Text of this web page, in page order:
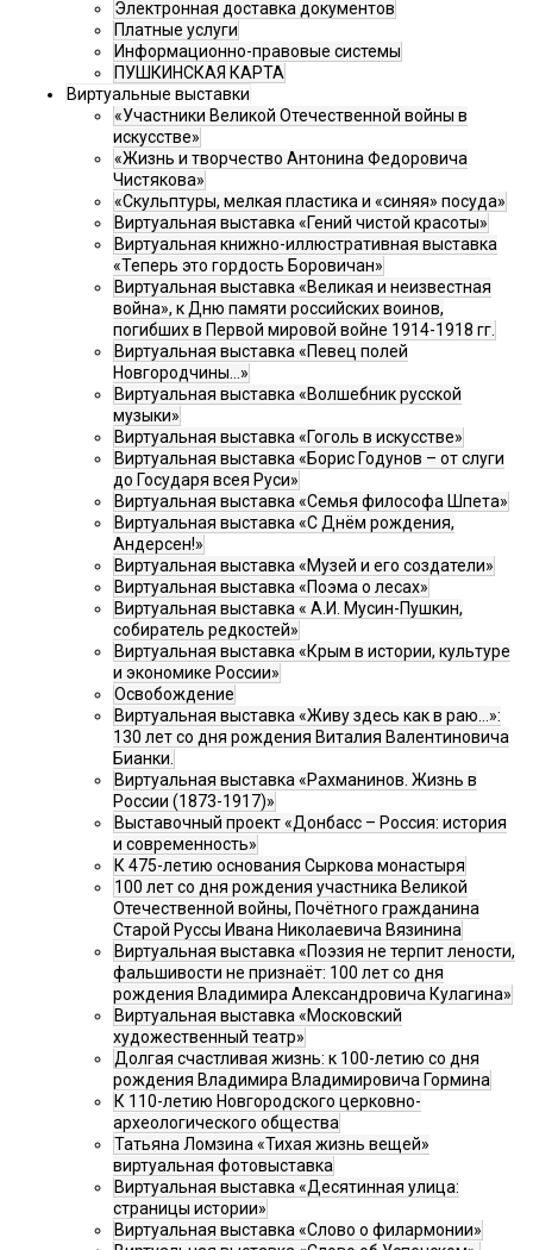
Электронная доставка документов
Платные услуги
Информационно-правовые системы
ПУШКИНСКАЯ КАРТА
Виртуальные выставки
«Участники Великой Отечественной войны в
искусстве»
«Жизнь и творчество Антонина Федоровича
Чистякова»
«Скульптуры, мелкая пластика и «синяя» посуда»
Виртуальная выставка «Гений чистой красоты»
Виртуальная книжно-иллюстративная выставка
«Теперь это гордость Боровичан»
Виртуальная выставка «Великая и неизвестная
война», к Дню памяти российских воинов,
погибших в Первой мировой войне 1914-1918 гг.
Виртуальная выставка «Певец полей
Новгородчины…»
Виртуальная выставка «Волшебник русской
музыки»
Виртуальная выставка «Гоголь в искусстве»
Виртуальная выставка «Борис Годунов – от слуги
до Государя всея Руси»
Виртуальная выставка «Семья философа Шпета»
Виртуальная выставка «С Днём рождения,
Андерсен!»
Виртуальная выставка «Музей и его создатели»
Виртуальная выставка «Поэма о лесах»
Виртуальная выставка « А.И. Мусин-Пушкин,
собиратель редкостей»
Виртуальная выставка «Крым в истории, культуре
и экономике России»
Освобождение
Виртуальная выставка «Живу здесь как в раю…»:
130 лет со дня рождения Виталия Валентиновича
Бианки.
Виртуальная выставка «Рахманинов. Жизнь в
России (1873-1917)»
Выставочный проект «Донбасс – Россия: история
и современность»
К 475-летию основания Сыркова монастыря
100 лет со дня рождения участника Великой
Отечественной войны, Почётного гражданина
Старой Руссы Ивана Николаевича Вязинина
Виртуальная выставка «Поэзия не терпит лености,
фальшивости не признаёт: 100 лет со дня
рождения Владимира Александровича Кулагина»
Виртуальная выставка «Московский
художественный театр»
Долгая счастливая жизнь: к 100-летию со дня
рождения Владимира Владимировича Гормина
К 110-летию Новгородского церковно-
археологического общества
Татьяна Ломзина «Тихая жизнь вещей»
виртуальная фотовыставка
Виртуальная выставка «Десятинная улица:
страницы истории»
Виртуальная выставка «Слово о филармонии»